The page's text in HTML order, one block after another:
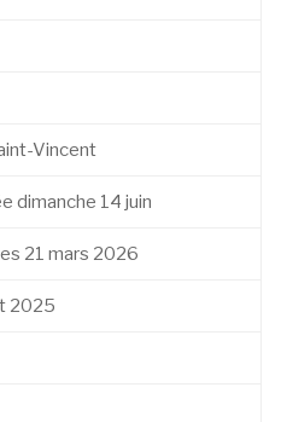
Vincent
dimanche 14 juin
21 mars 2026
2025